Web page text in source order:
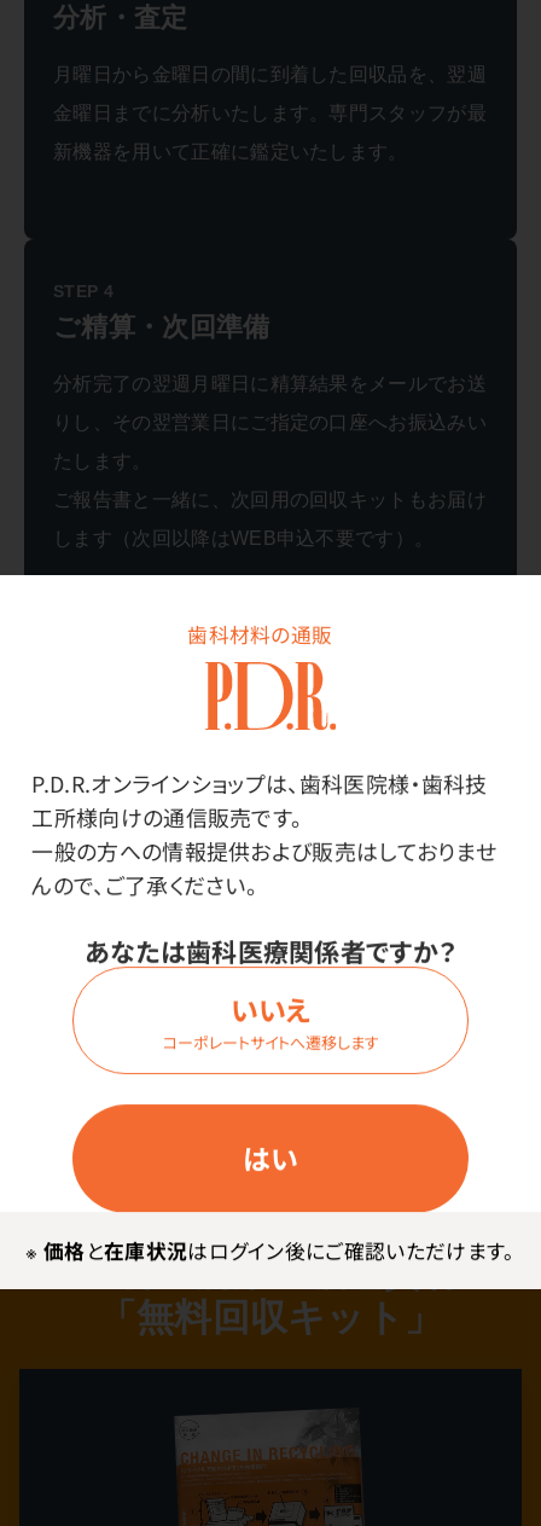
歯科材料の通販
P.D.R.オンラインショップは、歯科医院様・歯科技
工所様向けの通信販売です。
一般の方への情報提供および販売はしておりませ
んので、ご了承ください。
あなたは歯科医療関係者ですか？
はい
いいえ
コーポレートサイトへ遷移します
※ 価格と在庫状況はログイン後にご確認いただけます。
分析・査定
月曜日から金曜日の間に到着した回収品を、翌週
金曜日までに分析いたします。専門スタッフが最
新機器を用いて正確に鑑定いたします。
STEP 4
ご精算・次回準備
分析完了の翌週月曜日に精算結果をメールでお送
りし、その翌営業日にご指定の口座へお振込みい
たします。
ご報告書と一緒に、次回用の回収キットもお届け
します（次回以降はWEB申込不要です）。
月曜日~金曜日に到着した回収品の
振込までのスケジュール
月 火 水 木 金 土
月曜日~金曜日の間に到着した回収品
締切日
翌週 分析・査定
精算
精算結果を
メールで通知
振込
買取代金を
※祝日がある場合は、スケジュールが後ろにずれることがあ
ります。
歯科金属用の梱包資材
「無料回収キット」